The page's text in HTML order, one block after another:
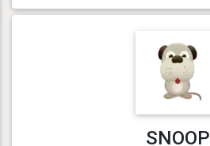
SNOOP